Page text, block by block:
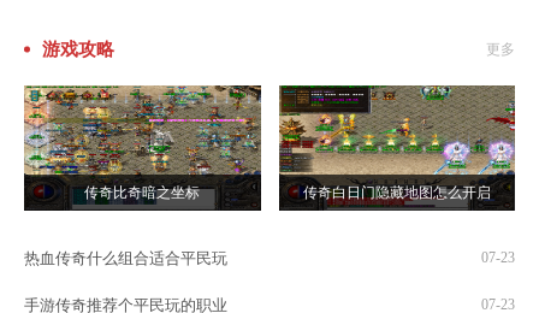
游戏攻略 更多
传奇比奇暗之坐标 传奇白日门隐藏地图怎么开启
热血传奇什么组合适合平民玩 07-23
手游传奇推荐个平民玩的职业 07-23